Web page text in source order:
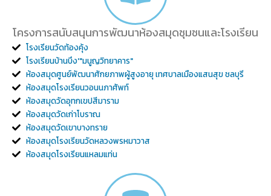
โครงการสนับสนุนการพัฒนาห้องสมุดชุมชนและโรงเรียน
โรงเรียนวัดท้องคุ้ง
โรงเรียนบ้านบึง'"มนูญวิทยาคาร"
ห้องสมุดศูนย์พัฒนาศักยภาพผู้สูงอายุ เทศบาลเมืองแสนสุข ชลบุรี
ห้องสมุดโรงเรียนวอนนภาศัพท์
ห้องสมุดวัดอุทกเขปสีมาราม
ห้องสมุดวัดเก่าโบราณ
ห้องสมุดวัดเขาบางทราย
ห้องสมุดโรงเรียนวัดหลวงพรหมาวาส
ห้องสมุดโรงเรียนแหลมแท่น